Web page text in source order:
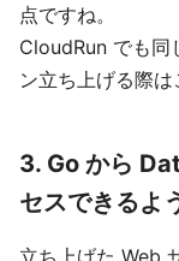
点ですね。
CloudRun でも同
ン立ち上げる際は
3. Go から
セスできるよ
立ち上げた Web